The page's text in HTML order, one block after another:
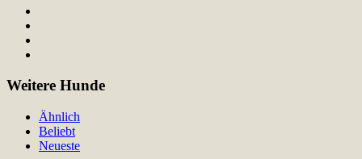
Weitere Hunde
Ähnlich
Beliebt
Neueste